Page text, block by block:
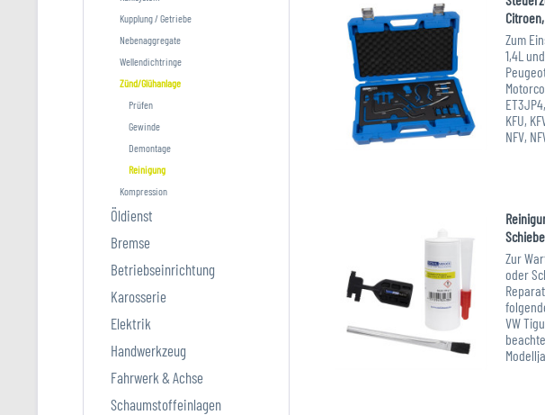
Kupplung / Getriebe
Nebenaggregate
Wellendichtringe
Zünd/Glühanlage
Prüfen
Gewinde
Demontage
Reinigung
Kompression
Öldienst
Bremse
Betriebseinrichtung
Karosserie
Elektrik
Handwerkzeug
Fahrwerk & Achse
Schaumstoffeinlagen
Zum
1,4L
KFU,
NFV,
Zur
oder
VW